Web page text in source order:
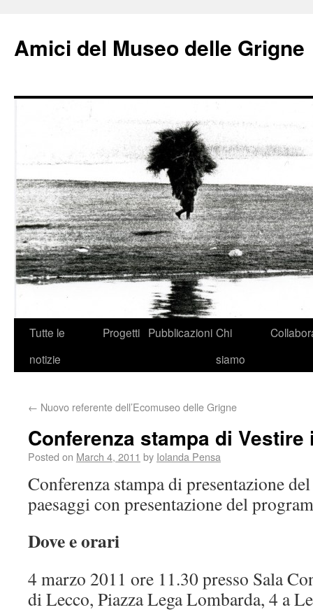
Amici del Museo delle Grigne
Tutte le
notizie
Progetti Pubblicazioni Chi
siamo
← Nuovo referente dell’Ecomuseo delle Grigne
Conferenza stampa di Vestire
Posted on March 4, 2011 by Iolanda Pensa
Conferenza stampa di presentazione
paesaggi con presentazione del
Dove e orari
4 marzo 2011 ore 11.30 presso Sala
di Lecco, Piazza Lega Lombarda, 4 a